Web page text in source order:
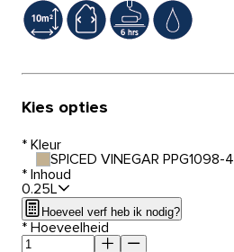
Kies opties
* Kleur
SPICED VINEGAR PPG1098-4
* Inhoud
0.25L
Hoeveel verf heb ik nodig?
* Hoeveelheid